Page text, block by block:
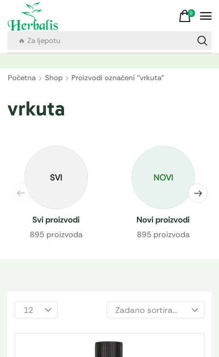
🔥 Za ljepotu
0
Početna Shop Proizvodi označeni “vrkuta”
vrkuta
SVI
Svi proizvodi
895 proizvoda
NOVI
Novi proizvodi
895 proizvoda